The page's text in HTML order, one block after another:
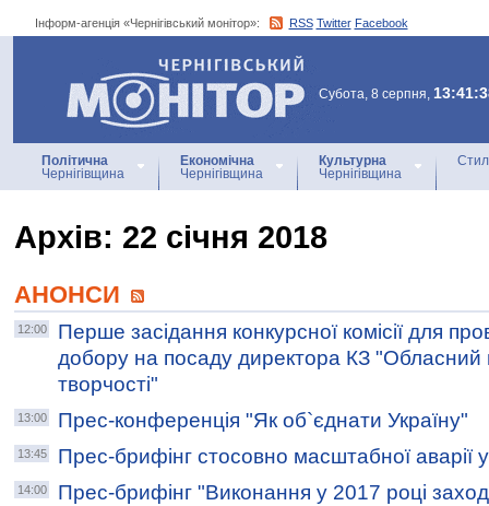
Інформ-агенція «Чернігівський монітор»: RSS Twitter Facebook
Інформ-агенція
«Чернігівський монітор»
Субота, 8 серпня,
Політична
Чернігівщина
Економічна
Чернігівщина
Культурна
Чернігівщина
Архiв: 22 січня 2018
АНОНСИ
12:00
Перше засідання конкурсної комісії для
добору на посаду директора КЗ "Обласний
творчості"
13:00 Прес-конференція "Як об`єднати Україну"
13:45 Прес-брифінг стосовно масштабної аварії
14:00
Прес-брифінг "Виконання у 2017 році